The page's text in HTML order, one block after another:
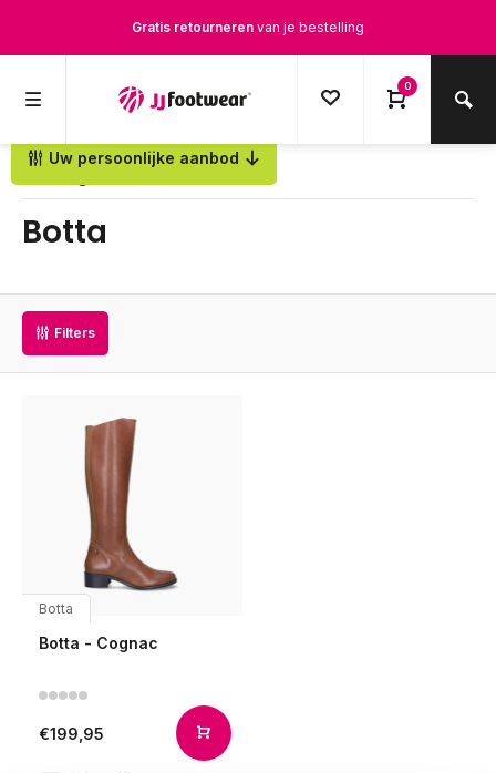
Gratis retourneren van je bestelling
0
Uw persoonlijke aanbod
Botta
Filters
Botta
Botta - Cognac
€199,95